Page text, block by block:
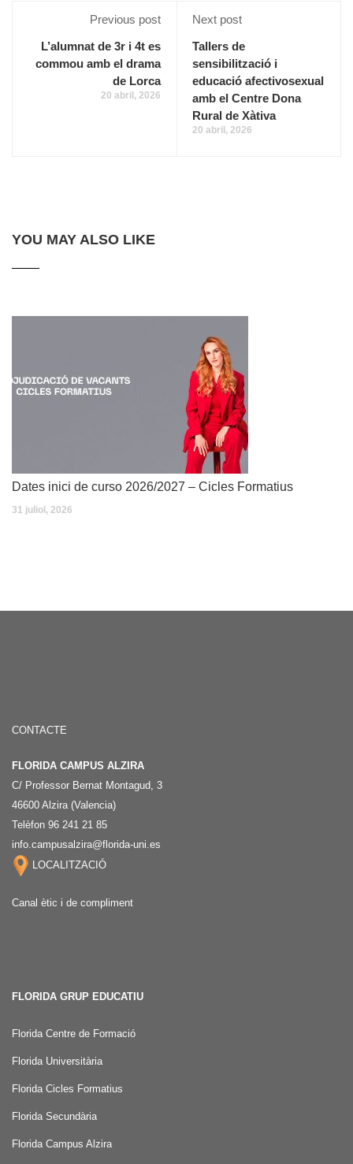
Previous post
L’alumnat de 3r i 4t es
commou amb el drama
de Lorca
20 abril, 2026
Next post
Tallers de
sensibilització i
educació afectivosexual
amb el Centre Dona
Rural de Xàtiva
20 abril, 2026
YOU MAY ALSO LIKE
Dates inici de curso 2026/2027 – Cicles Formatius
31 juliol, 2026
CONTACTE
FLORIDA CAMPUS ALZIRA
C/ Professor Bernat Montagud, 3
46600 Alzira (Valencia)
Telèfon 96 241 21 85
info.campusalzira@florida-uni.es
LOCALITZACIÓ
Canal ètic i de compliment
FLORIDA GRUP EDUCATIU
Florida Centre de Formació
Florida Universitària
Florida Cicles Formatius
Florida Secundària
Florida Campus Alzira